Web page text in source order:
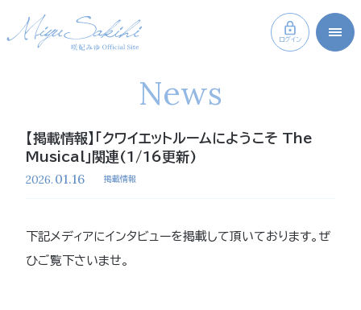
ログイン
News
【掲載情報】「クワイエットルームにようこそ The
Musical」関連(1/16更新)
2026. 01.16 掲載情報
下記メディアにインタビューを掲載して頂いております。ぜ
ひご覧下さいませ。